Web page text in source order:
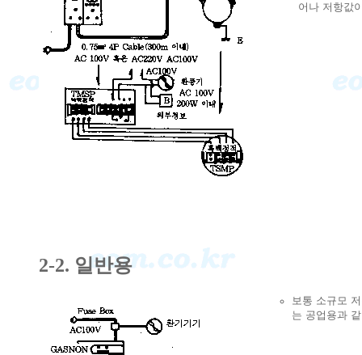
어나 저항값
2-2. 일반용
보통 소규모
는 공업용과